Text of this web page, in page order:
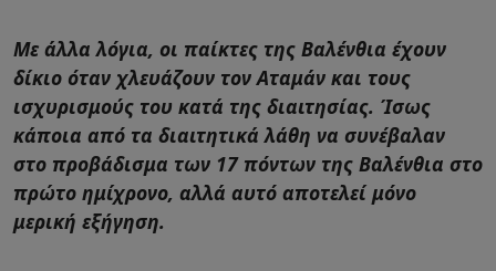
Με άλλα λόγια, οι παίκτες της Βαλένθια έχουν
δίκιο όταν χλευάζουν τον Αταμάν και τους
ισχυρισμούς του κατά της διαιτησίας. Ίσως
κάποια από τα διαιτητικά λάθη να συνέβαλαν
στο προβάδισμα των 17 πόντων της Βαλένθια στο
πρώτο ημίχρονο, αλλά αυτό αποτελεί μόνο
μερική εξήγηση.